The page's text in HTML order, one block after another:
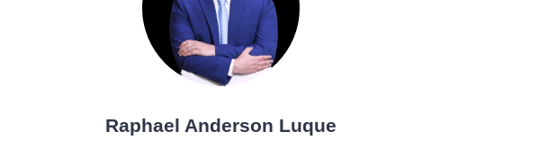
Raphael Anderson Luque